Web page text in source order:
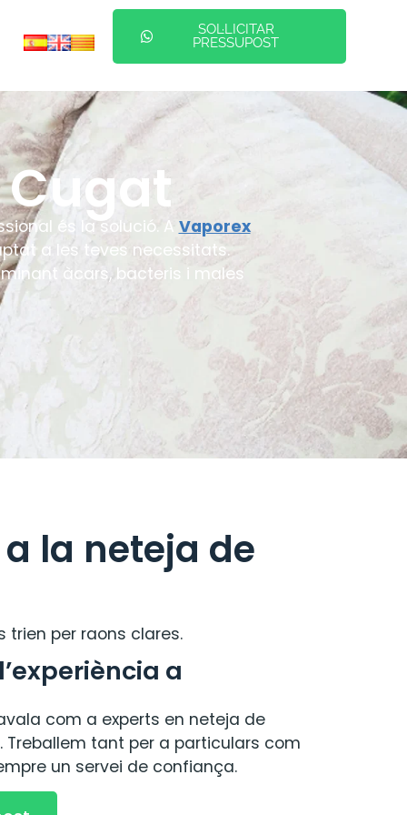
SOL·LICITAR
PRESSUPOST
Cugat
és la solució. A Vaporex
a les teves necessitats.
àcars, bacteris i males
la neteja de
trien per raons clares.
a
com a experts en neteja de
tant per a particulars com
un servei de confiança.